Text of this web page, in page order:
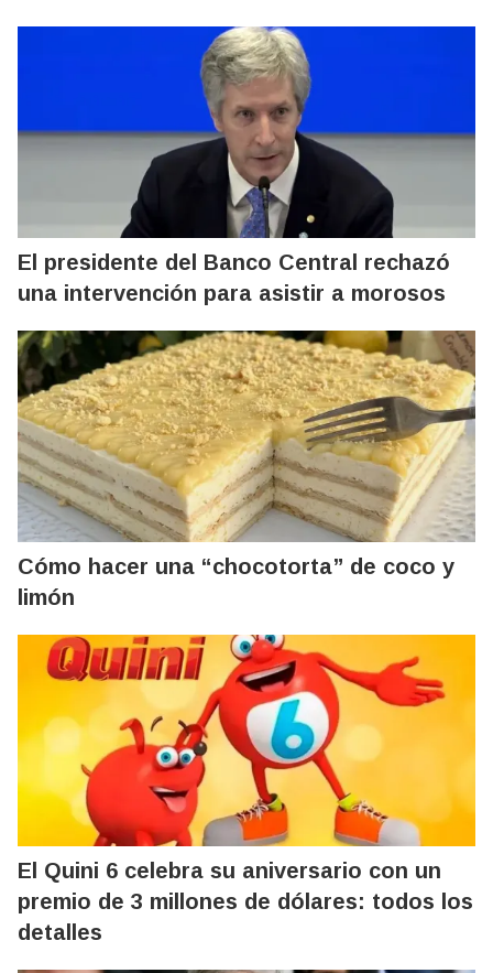
El presidente del Banco Central rechazó
una intervención para asistir a morosos
Cómo hacer una “chocotorta” de coco y
limón
El Quini 6 celebra su aniversario con un
premio de 3 millones de dólares: todos los
detalles